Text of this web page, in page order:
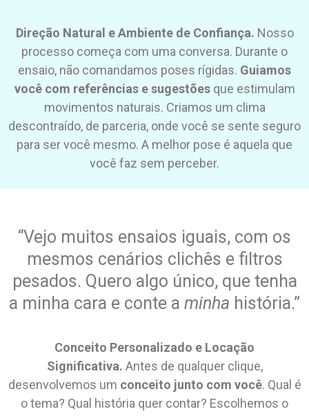
Direção Natural e Ambiente de Confiança. Nosso
processo começa com uma conversa. Durante o
ensaio, não comandamos poses rígidas. Guiamos
você com referências e sugestõesque estimulam
movimentos naturais. Criamos um clima
descontraído, de parceria, onde você se sente seguro
para ser você mesmo. A melhor pose é aquela que
você faz sem perceber.
“Vejo muitos ensaios iguais, com os
mesmos cenários clichês e filtros
pesados. Quero algo único, que tenha
a minha cara e conte a minha história.”
Conceito Personalizado e Locação
Significativa. Antes de qualquer clique,
desenvolvemos um conceito junto com você. Qual é
o tema? Qual história quer contar? Escolhemos o